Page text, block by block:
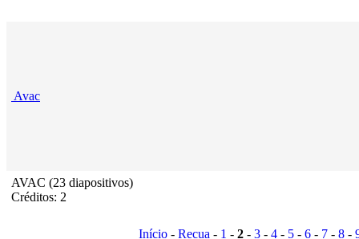
Avac
AVAC (23 diapositivos)
Créditos: 2
Início - Recua - 1 - 2 - 3 - 4 - 5 - 6 - 7 - 8 -